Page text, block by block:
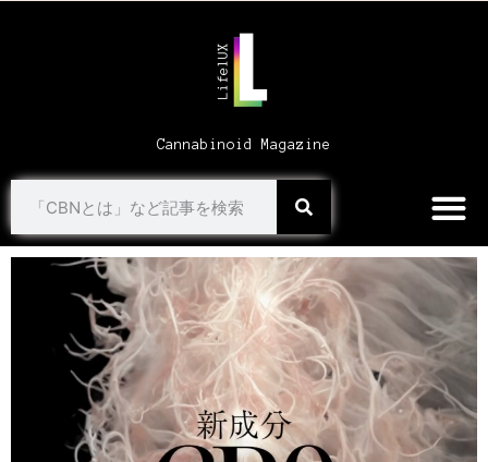
Cannabinoid Magazine